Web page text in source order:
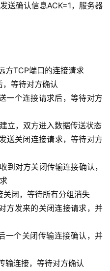
送确认信息ACK=1，服务器
方TCP端口的连接请求
等待对方确认
一个连接请求后，等待对方
立，双方进入数据传送状态
送关闭连接请求，等待对方
到对方关闭传输连接确认，
闭，等待所有分组消失
方发来的关闭连接请求，并
一个关闭传输连接确认，并
输连接，等待对方确认